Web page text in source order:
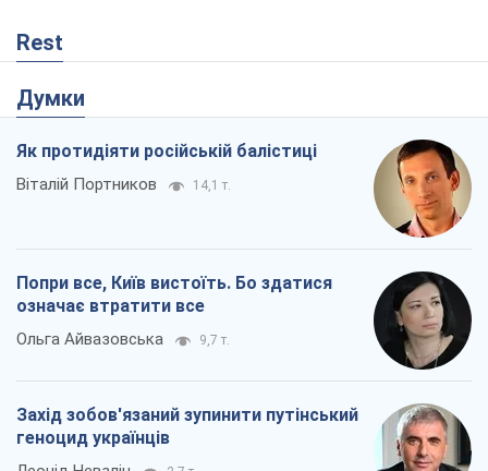
Rest
Думки
Як протидіяти російській балістиці
Віталій Портников 14,1 т.
Попри все, Київ вистоїть. Бо здатися
означає втратити все
Ольга Айвазовська 9,7 т.
Захід зобов'язаний зупинити путінський
геноцид українців